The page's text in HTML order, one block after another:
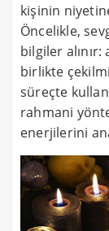
kişinin
Öncelikle,
bilgiler
birlikte
süreçte
rahmani
enerjilerini